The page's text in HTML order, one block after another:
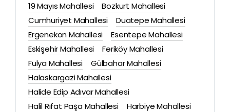
19 Mayıs Mahallesi
Bozkurt Mahallesi
Cumhuriyet Mahallesi
Duatepe Mahallesi
Ergenekon Mahallesi
Esentepe Mahallesi
Eskişehir Mahallesi
Feriköy Mahallesi
Fulya Mahallesi
Gülbahar Mahallesi
Halaskargazi Mahallesi
Halide Edip Adıvar Mahallesi
Halil Rıfat Paşa Mahallesi
Harbiye Mahallesi